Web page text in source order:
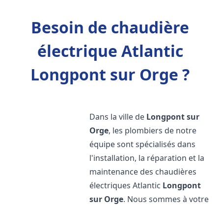
Besoin de chaudière
électrique Atlantic
Longpont sur Orge ?
Dans la ville de Longpont sur
Orge, les plombiers de notre
équipe sont spécialisés dans
l'installation, la réparation et la
maintenance des chaudières
électriques Atlantic Longpont
sur Orge. Nous sommes à votre